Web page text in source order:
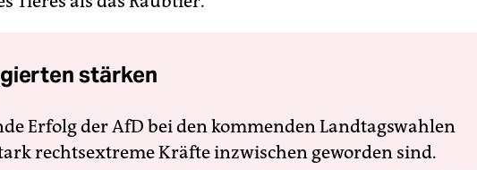
stärken
Erfolg der AfD bei den kommenden Landtagswahlen
rechtsextreme Kräfte inzwischen geworden sind.